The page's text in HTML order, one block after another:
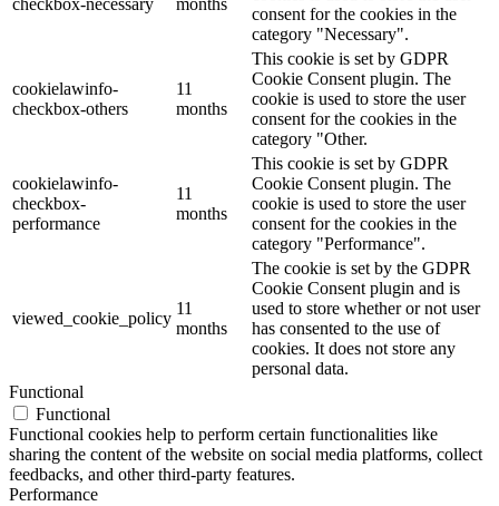
checkbox-necessary
months
consent for the cookies in the
category "Necessary".
cookielawinfo-
checkbox-others
11
months
This cookie is set by GDPR
Cookie Consent plugin. The
cookie is used to store the user
consent for the cookies in the
category "Other.
cookielawinfo-
checkbox-
performance
11
months
This cookie is set by GDPR
Cookie Consent plugin. The
cookie is used to store the user
consent for the cookies in the
category "Performance".
viewed_cookie_policy
11
months
The cookie is set by the GDPR
Cookie Consent plugin and is
used to store whether or not user
has consented to the use of
cookies. It does not store any
personal data.
Functional
Functional
Functional cookies help to perform certain functionalities like
sharing the content of the website on social media platforms, collect
feedbacks, and other third-party features.
Performance